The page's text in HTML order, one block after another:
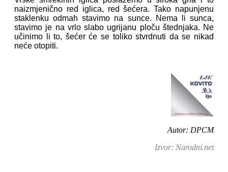
naizmjenično red iglica, red šećera. Tako napunjenu
staklenku odmah stavimo na sunce. Nema li sunca,
stavimo je na vrlo slabo ugrijanu ploču štednjaka. Ne
učinimo li to, šećer će se toliko stvrdnuti da se nikad
neće otopiti.
Autor: DPCM
Izvor: Narodni.net